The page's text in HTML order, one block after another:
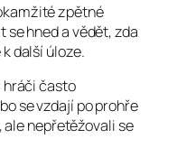
zpětné
hned a vědět, zda
další úloze.
hráči často
se vzdají po prohře
ale nepřetěžovali se